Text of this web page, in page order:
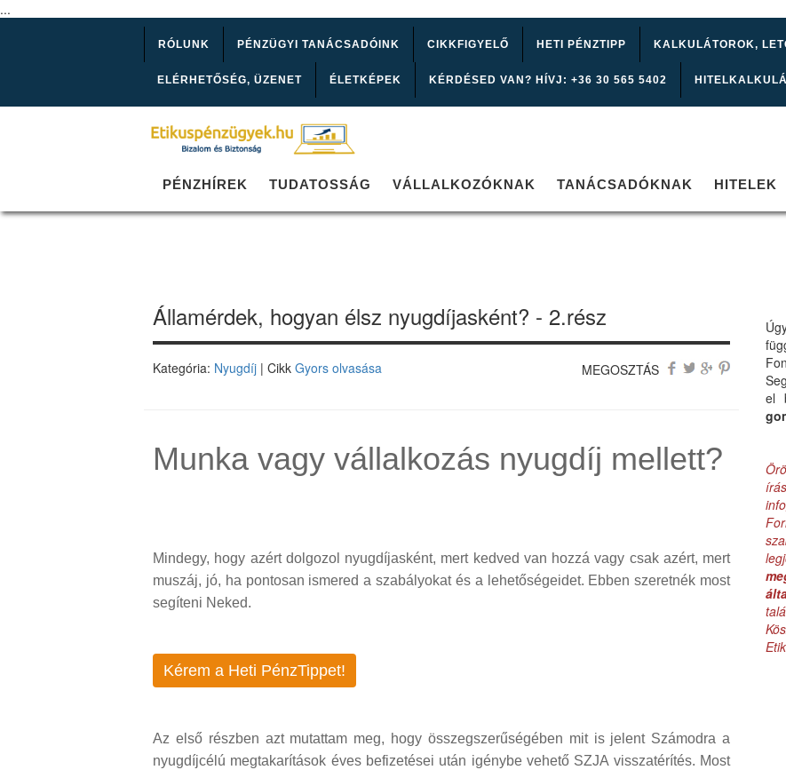
...
RÓLUNK PÉNZÜGYI TANÁCSADÓINK CIKKFIGYELŐ HETI PÉNZTIPP KALKULÁTOROK,
ELÉRHETŐSÉG, ÜZENET ÉLETKÉPEK KÉRDÉSED VAN? HÍVJ: +36 30 565 5402
PÉNZHÍREK TUDATOSSÁG VÁLLALKOZÓKNAK TANÁCSADÓKNAK HITELEK
Államérdek, hogyan élsz nyugdíjasként? - 2.rész
Kategória: Nyugdíj | Cikk Gyors olvasása MEGOSZTÁS
Munka vagy vállalkozás nyugdíj mellett?
Mindegy, hogy azért dolgozol nyugdíjasként, mert kedved van hozzá vagy csak azért, mert
muszáj, jó, ha pontosan ismered a szabályokat és a lehetőségeidet. Ebben szeretnék most
segíteni Neked.
Kérem a Heti PénzTippet!
Az első részben azt mutattam meg, hogy összegszerűségében mit is jelent Számodra a
nyugdíjcélú megtakarítások éves befizetései után igénybe vehető SZJA visszatérítés. Most
el